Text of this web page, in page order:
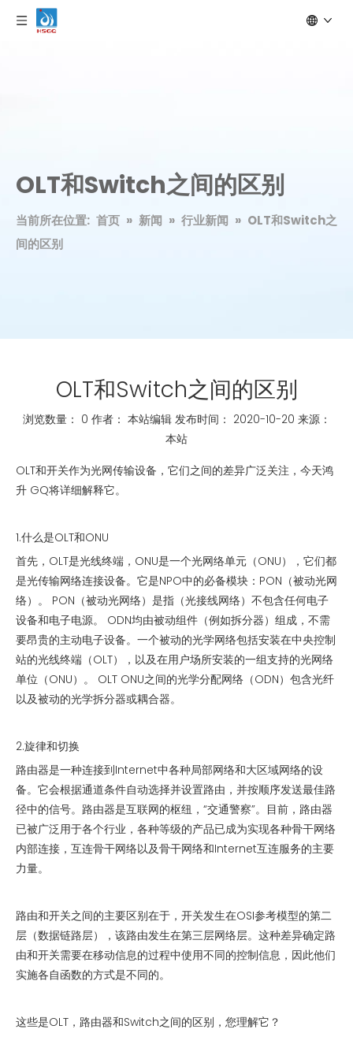
OLT和Switch之间的区别
当前所在位置: 首页 » 新闻 » 行业新闻 » OLT和Switch之
间的区别
OLT和Switch之间的区别
浏览数量： 0 作者： 本站编辑 发布时间： 2020-10-20 来源：
本站
["whatsapp","linkedin","line","facebook"]
OLT和开关作为光网传输设备，它们之间的差异广泛关注，今天鸿
升 GQ将详细解释它。
1.什么是OLT和ONU
首先，OLT是光线终端，ONU是一个光网络单元（ONU），它们都
是光传输网络连接设备。它是NPO中的必备模块：PON（被动光网
络）。 PON（被动光网络）是指（光接线网络）不包含任何电子
设备和电子电源。 ODN均由被动组件（例如拆分器）组成，不需
要昂贵的主动电子设备。一个被动的光学网络包括安装在中央控制
站的光线终端（OLT），以及在用户场所安装的一组支持的光网络
单位（ONU）。 OLT ONU之间的光学分配网络（ODN）包含光纤
以及被动的光学拆分器或耦合器。
2.旋律和切换
路由器是一种连接到Internet中各种局部网络和大区域网络的设
备。它会根据通道条件自动选择并设置路由，并按顺序发送最佳路
径中的信号。路由器是互联网的枢纽，“交通警察”。目前，路由器
已被广泛用于各个行业，各种等级的产品已成为实现各种骨干网络
内部连接，互连骨干网络以及骨干网络和Internet互连服务的主要
力量。
路由和开关之间的主要区别在于，开关发生在OSI参考模型的第二
层（数据链路层），该路由发生在第三层网络层。这种差异确定路
由和开关需要在移动信息的过程中使用不同的控制信息，因此他们
实施各自函数的方式是不同的。
这些是OLT，路由器和Switch之间的区别，您理解它？